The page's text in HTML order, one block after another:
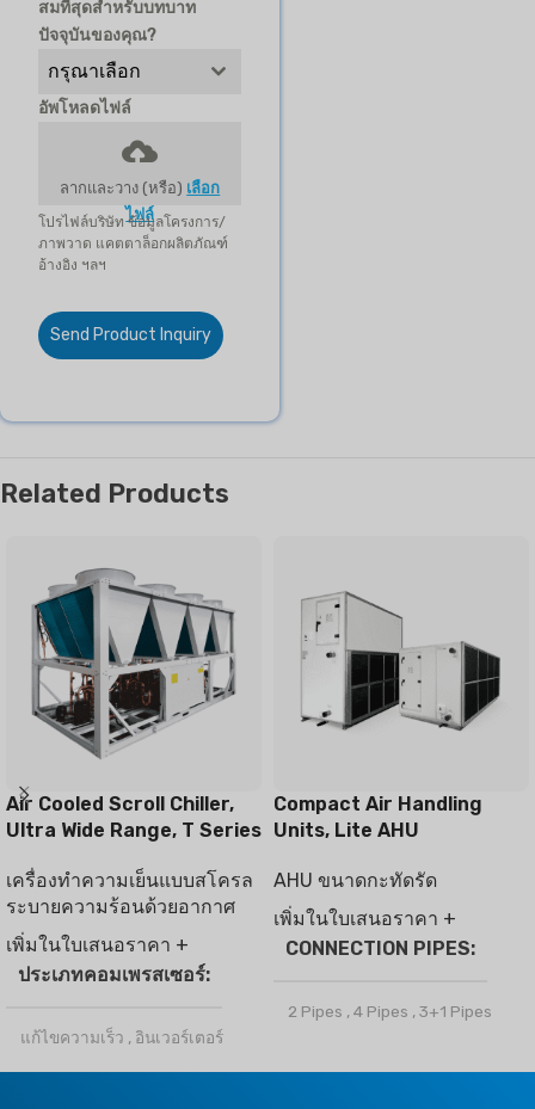
สมที่สุดสำหรับบทบาท
ปัจจุบันของคุณ?
กรุณาเลือก
อัพโหลดไฟล์
ลากและวาง (หรือ) เลือก
ไฟล์
โปรไฟล์บริษัท ข้อมูลโครงการ/
ภาพวาด แคตตาล็อกผลิตภัณฑ์
อ้างอิง ฯลฯ
Send Product Inquiry
Related Products
Air Cooled Scroll Chiller,
Ultra Wide Range, T Series
เครื่องทำความเย็นแบบสโครล
ระบายความร้อนด้วยอากาศ
เพิ่มในใบเสนอราคา +
ประเภทคอมเพรสเซอร์
แก้ไขความเร็ว , อินเวอร์เตอร์
Compact Air Handling
Units, Lite AHU
AHU ขนาดกะทัดรัด
เพิ่มในใบเสนอราคา +
CONNECTION PIPES
2 Pipes ,4 Pipes ,3+1 Pipes
ยี่ห้อ ไคลมาโปร